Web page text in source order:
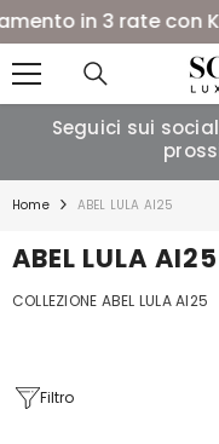
in 3 rate con
Seguici sui
Home ABEL LULA AI25
ABEL LULA AI25
COLLEZIONE ABEL LULA AI25
Filtro